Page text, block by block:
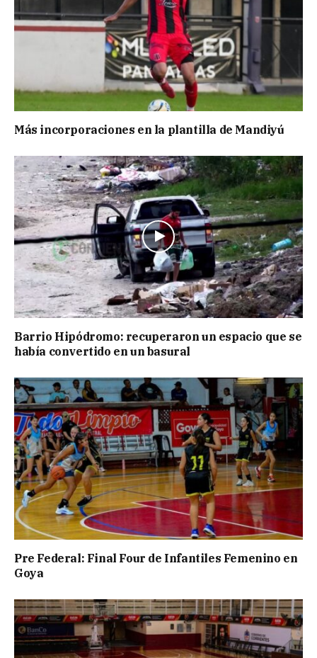
Más incorporaciones en la plantilla de Mandiyú
Barrio Hipódromo: recuperaron un espacio que se
había convertido en un basural
Pre Federal: Final Four de Infantiles Femenino en
Goya